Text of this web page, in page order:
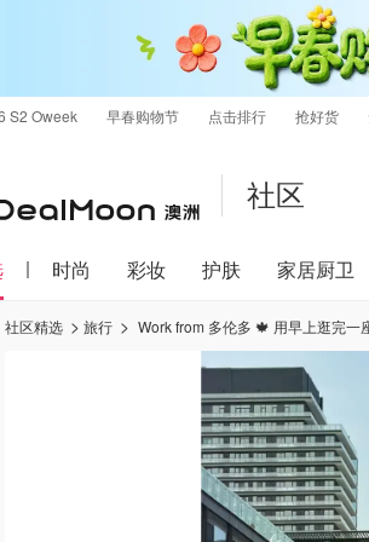
S2 Oweek 早春购物节 点击排行 抢好货
社区
时尚 彩妆 护肤 家居厨卫
社区精选 旅行 Work from 多伦多 🍁 用早上逛完一